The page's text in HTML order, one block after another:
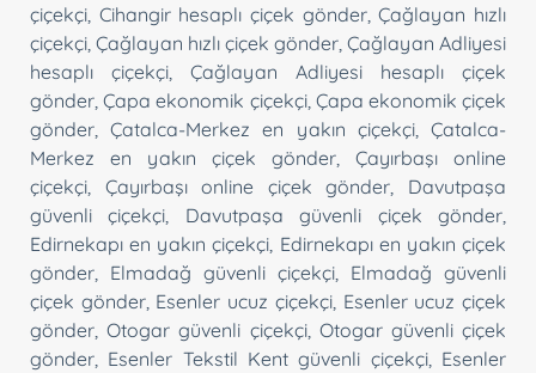
çiçekçi Cihangir hesaplı çiçek gönder,Çağlayan hızlı
çiçekçi Çağlayan hızlı çiçek gönder Çağlayan Adliyesi
hesaplı çiçekçi
Çağlayan Adliyesi hesaplı çiçek
gönder ,Çapa ekonomik çiçekçi, Çapa ekonomik çiçek
gönder ,Çatalca-Merkez en yakın çiçekçi,Çatalca-
Merkez en yakın çiçek gönder
Çayırbaşı online
çiçekçi
Çayırbaşı online çiçek gönder
Davutpaşa
güvenli çiçekçi
Davutpaşa güvenli çiçek gönder
Edirnekapı en yakın çiçekçi Edirnekapı en yakın çiçek
gönder
Elmadağ güvenli çiçekçi
Elmadağ güvenli
çiçek gönder, Esenler ucuz çiçekçi, Esenler ucuz çiçek
gönder ,Otogar güvenli çiçekçi, Otogar güvenli çiçek
gönder Esenler Tekstil Kent güvenli çiçekçi, Esenler